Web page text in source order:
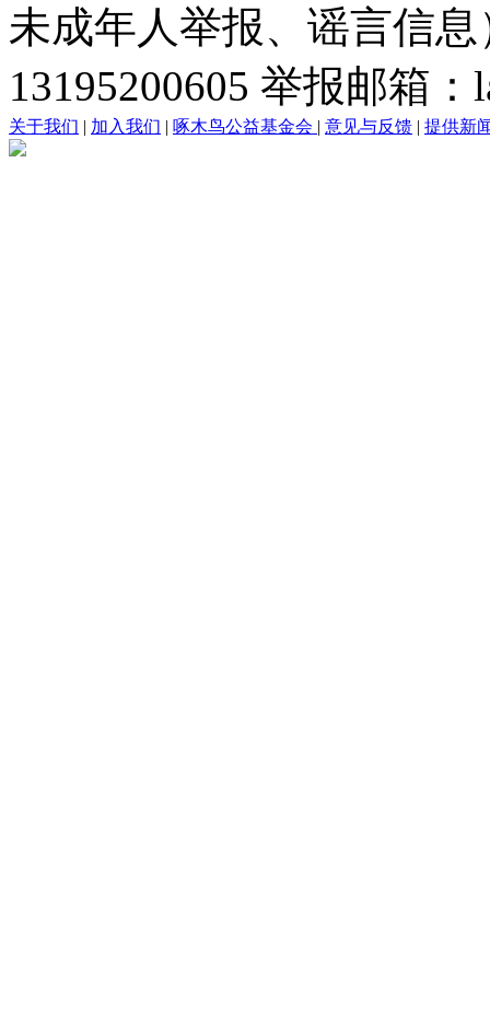
未成年人举报、谣言信
13195200605 举报邮箱
关于我们 | 加入我们 | 啄木鸟公益基金会 | 意见与反馈 | 提供新